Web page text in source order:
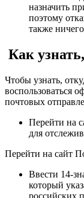
назначить
поэтому
также
Как
Чтобы узнать,
воспользоваться
почтовых
Перейти на
для
Перейти на сайт
Ввести 14-
который
российских